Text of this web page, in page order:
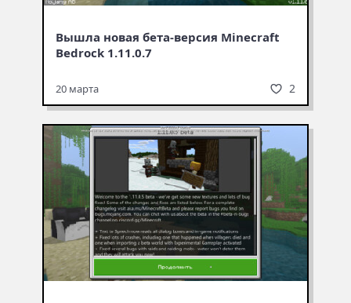
Вышла новая бета-версия Minecraft
Bedrock 1.11.0.7
20 марта 2